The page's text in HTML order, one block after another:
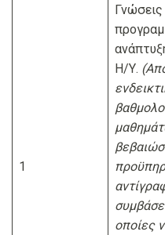
1
Η/Υ.
οποίες